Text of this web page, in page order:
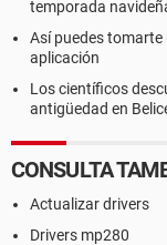
temporada
Así puedes tomarte
aplicación
Los científicos
antigüedad en
CONSULTA
Actualizar drivers
Drivers mp280